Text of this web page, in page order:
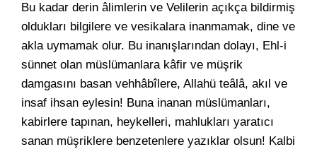
Bu kadar derin âlimlerin ve Velilerin açıkça bildirmiş
oldukları bilgilere ve vesikalara inanmamak, dine ve
akla uymamak olur. Bu inanışlarından dolayı, Ehl-i
sünnet olan müslümanlara kâfir ve müşrik
damgasını basan vehhâbîlere, Allahü teâlâ, akıl ve
insaf ihsan eylesin! Buna inanan müslümanları,
kabirlere tapınan, heykelleri, mahlukları yaratıcı
sanan müşriklere benzetenlere yazıklar olsun! Kalbi